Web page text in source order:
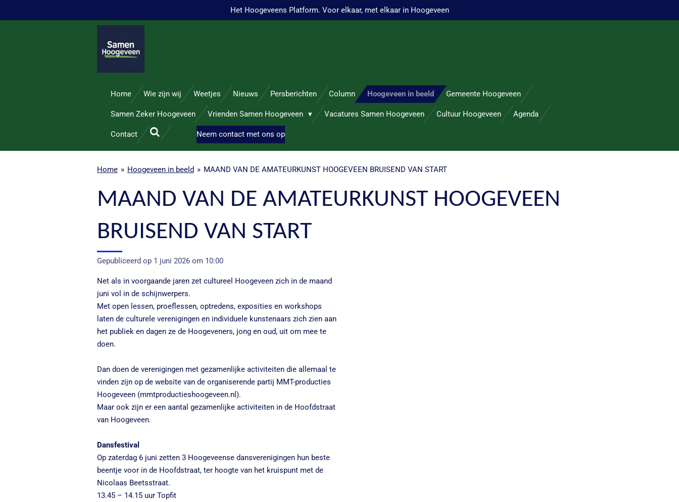
Het Hoogeveens Platform. Voor elkaar, met elkaar in Hoogeveen
Home Wie zijn wij Weetjes Nieuws Persberichten Column Hoogeveen in beeld Gemeente Hoogeveen
Samen Zeker Hoogeveen Vrienden Samen Hoogeveen Vacatures Samen Hoogeveen Cultuur Hoogeveen Agenda
Contact Neem contact met ons op
Home » Hoogeveen in beeld » MAAND VAN DE AMATEURKUNST HOOGEVEEN BRUISEND VAN START
MAAND VAN DE AMATEURKUNST HOOGEVEEN
BRUISEND VAN START
Gepubliceerd op 1 juni 2026 om 10:00
Net als in voorgaande jaren zet cultureel Hoogeveen zich in de maand
juni vol in de schijnwerpers.
Met open lessen, proeflessen, optredens, exposities en workshops
laten de culturele verenigingen en individuele kunstenaars zich zien aan
het publiek en dagen ze de Hoogeveners, jong en oud, uit om mee te
doen.
Dan doen de verenigingen met gezamenlijke activiteiten die allemaal te
vinden zijn op de website van de organiserende partij MMT-producties
Hoogeveen (mmtproductieshoogeveen.nl).
Maar ook zijn er een aantal gezamenlijke activiteiten in de Hoofdstraat
van Hoogeveen.
Dansfestival
Op zaterdag 6 juni zetten 3 Hoogeveense dansverenigingen hun beste
beentje voor in de Hoofdstraat, ter hoogte van het kruispunt met de
Nicolaas Beetsstraat.
13.45 – 14.15 uur Topfit